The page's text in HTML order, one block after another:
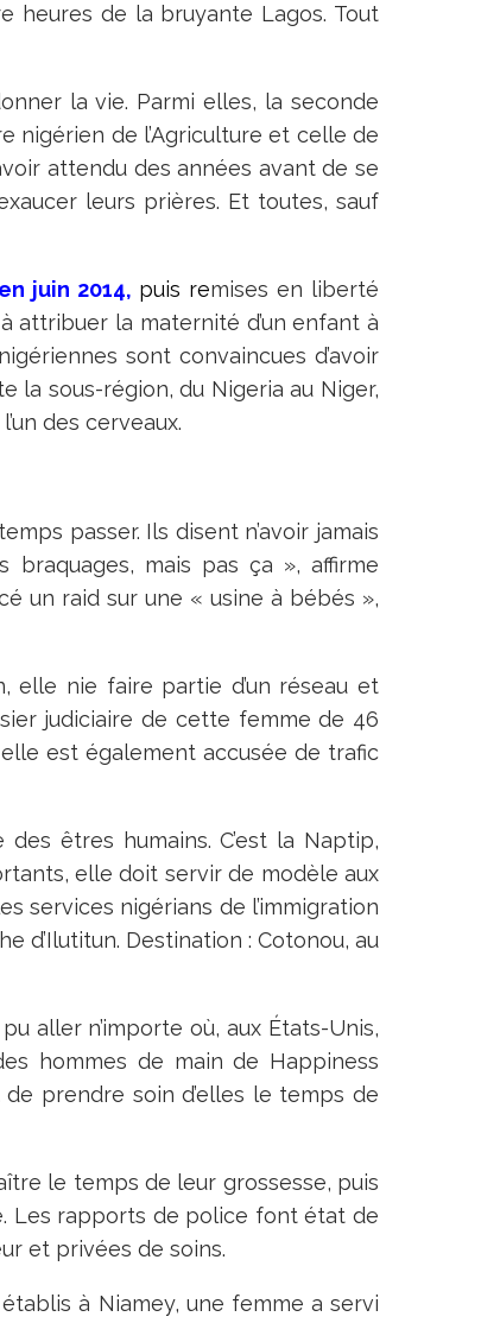
heures de la bruyante Lagos. Tout
la vie. Parmi elles, la seconde
nigérien de l’Agriculture et celle de
attendu des années avant de se
leurs prières. Et toutes, sauf
juin 2014, puis remises en liberté
attribuer la maternité d’un enfant à
sont convaincues d’avoir
la sous-région, du Nigeria au Niger,
des cerveaux.
passer. Ils disent n’avoir jamais
mais pas ça », affirme
un raid sur une « usine à bébés »,
elle nie faire partie d’un réseau et
judiciaire de cette femme de 46
est également accusée de trafic
êtres humains. C’est la Naptip,
elle doit servir de modèle aux
services nigérians de l’immigration
d’Ilutitun. Destination : Cotonou, au
aller n’importe où, aux États-Unis,
hommes de main de Happiness
prendre soin d’elles le temps de
le temps de leur grossesse, puis
Les rapports de police font état de
et privées de soins.
à Niamey, une femme a servi